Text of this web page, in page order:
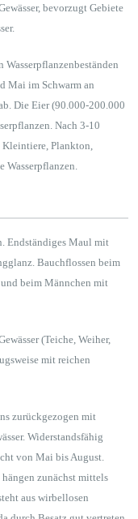
bevorzugt Gebiete
Wasserpflanzenbeständen
Mai im Schwarm an
Die Eier (90.000-200.000
Nach 3-10
Kleintiere, Plankton,
Wasserpflanzen.
Endständiges Maul mit
Bauchflossen beim
beim Männchen mit
(Teiche, Weiher,
mit reichen
zurückgezogen mit
Widerstandsfähig
von Mai bis August.
zunächst mittels
aus wirbellosen